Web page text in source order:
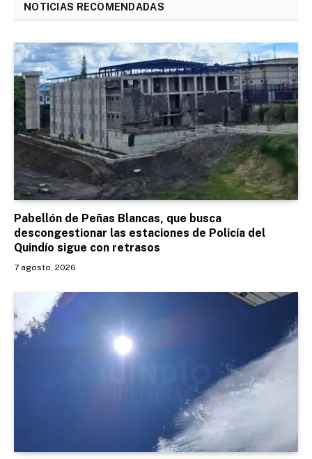
NOTICIAS RECOMENDADAS
Pabellón de Peñas Blancas, que busca
descongestionar las estaciones de Policía del
Quindío sigue con retrasos
7 agosto, 2026